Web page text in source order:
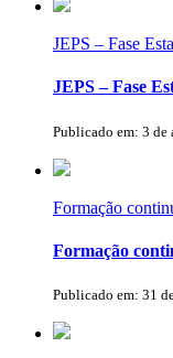
JEPS – Fase
JEPS – Fase
Publicado em: 3 de
Formação
Formação
Publicado em: 31